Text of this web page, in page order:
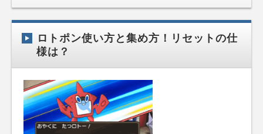
ロトポン使い方と集め方！リセットの仕
様は？